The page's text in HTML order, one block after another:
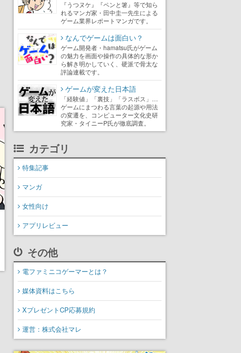
『うつヌケ』『ペンと箸』等で知ら
れるマンガ家・田中圭一先生による
ゲーム業界レポートマンガです。
なんでゲームは面白い？
ゲーム開発者・hamatsu氏がゲーム
の魅力を画面や操作の具体的な形か
ら解き明かしていく、硬派で骨太な
評論連載です。
ゲームが変えた日本語
「経験値」「裏技」「ラスボス」…
ゲームにまつわる言葉の起源や用法
の変遷を、コンピューター文化史研
究家・タイニーP氏が徹底調査。
カテゴリ
特集記事
マンガ
女性向け
アプリレビュー
その他
電ファミニコゲーマーとは？
媒体資料はこちら
XプレゼントCP応募規約
運営：株式会社マレ